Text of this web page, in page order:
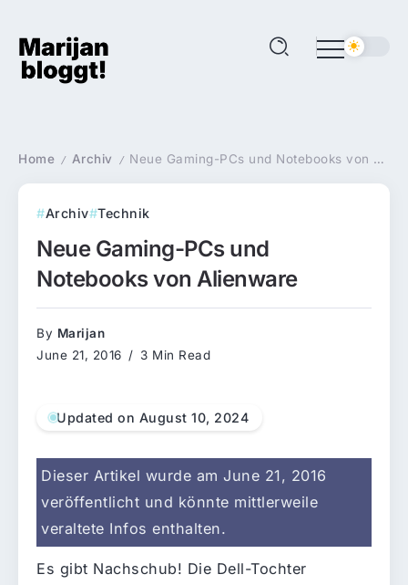
Home / Archiv / Neue Gaming-PCs und Notebooks von Alienware
Archiv Technik
Neue Gaming-PCs und
Notebooks von Alienware
By Marijan
June 21, 2016
3 Min Read
Updated on August 10, 2024
Dieser Artikel wurde am June 21, 2016
veröffentlicht und könnte mittlerweile
veraltete Infos enthalten.
Es gibt Nachschub! Die Dell-Tochter